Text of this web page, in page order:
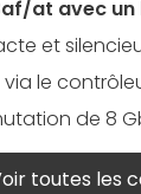
at avec
et
le
de 8
toutes les